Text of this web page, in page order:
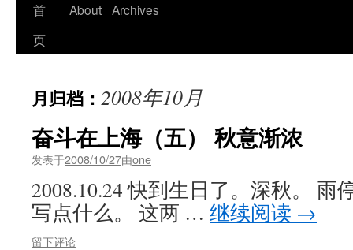
首
页
About Archives
月归档： 2008年10月
奋斗在上海（五） 秋意渐浓
发表于2008/10/27由one
2008.10.24 快到生日了。深秋。 雨
写点什么。 这两 … 继续阅读 →
留下评论